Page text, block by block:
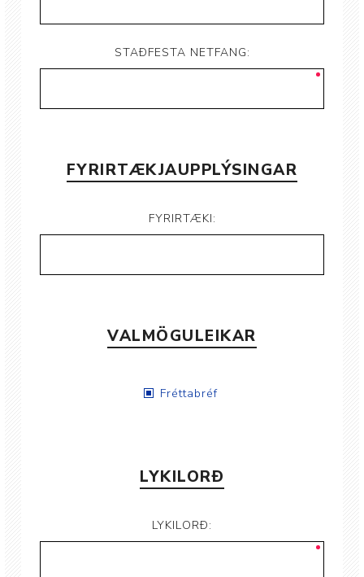
STAÐFESTA NETFANG:
FYRIRTÆKJAUPPLÝSINGAR
FYRIRTÆKI:
VALMÖGULEIKAR
Fréttabréf
LYKILORÐ
LYKILORÐ: